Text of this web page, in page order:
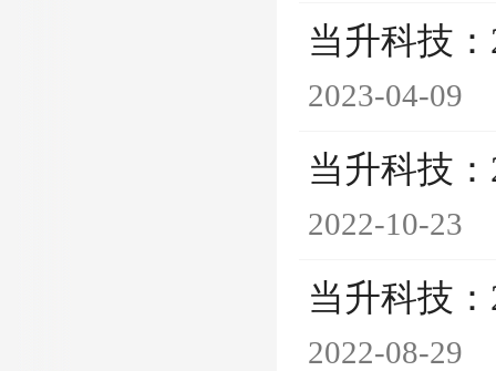
当升科技
2023-04-09
当升科技
2022-10-23
当升科技
2022-08-29